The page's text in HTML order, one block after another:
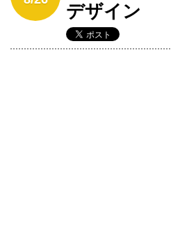
デザイン